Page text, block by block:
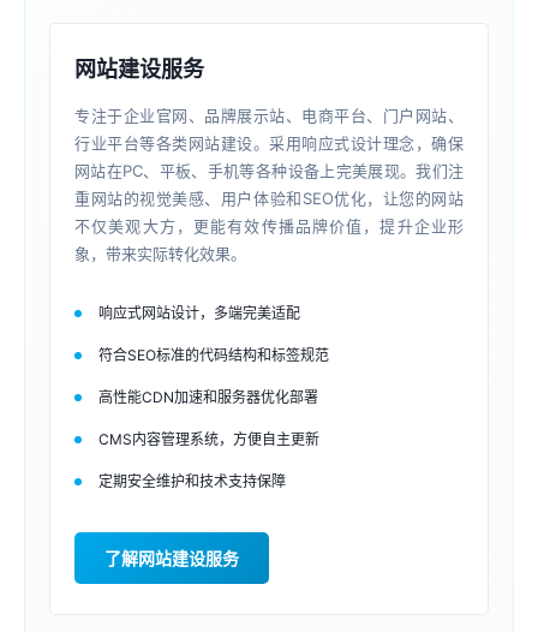
网站建设服务
专注于企业官网、品牌展示站、电商平台、门户网站、
行业平台等各类网站建设。采用响应式设计理念，确保
网站在PC、平板、手机等各种设备上完美展现。我们注
重网站的视觉美感、用户体验和SEO优化，让您的网站
不仅美观大方，更能有效传播品牌价值，提升企业形
象，带来实际转化效果。
响应式网站设计，多端完美适配
符合SEO标准的代码结构和标签规范
高性能CDN加速和服务器优化部署
CMS内容管理系统，方便自主更新
定期安全维护和技术支持保障
了解网站建设服务